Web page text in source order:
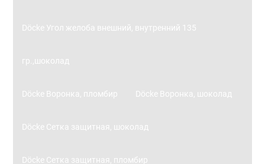
Döcke Угол желоба внешний, внутренний 135
гр.,шоколад
Döcke Воронка, пломбир Döcke Воронка, шоколад
Döcke Сетка защитная, шоколад
Döcke Сетка защитная, пломбир